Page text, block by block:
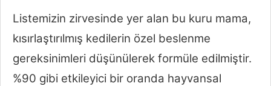
Listemizin zirvesinde yer alan bu kuru mama,
kısırlaştırılmış kedilerin özel beslenme
gereksinimleri düşünülerek formüle edilmiştir.
%90 gibi etkileyici bir oranda hayvansal